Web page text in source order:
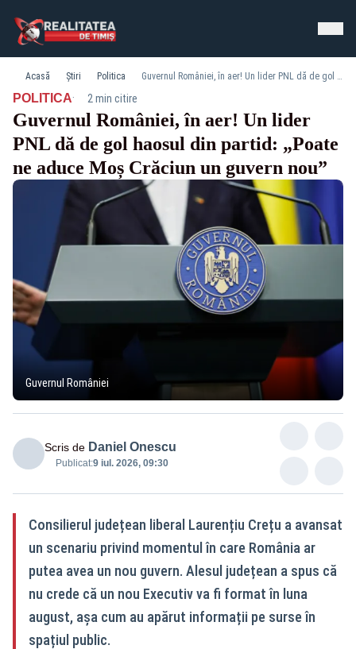
Acasă Știri Politica Guvernul României, în aer! Un lider PNL dă de gol haosul din partid: „Poate ne aduce Moș Crăciun un guvern nou”
POLITICA· 2 min citire
Guvernul României, în aer! Un lider
PNL dă de gol haosul din partid: „Poate
ne aduce Moș Crăciun un guvern nou”
Guvernul României
Scris de Daniel Onescu
Publicat:9 iul. 2026, 09:30
Consilierul județean liberal Laurențiu Crețu a avansat
un scenariu privind momentul în care România ar
putea avea un nou guvern. Alesul județean a spus că
nu crede că un nou Executiv va fi format în luna
august, așa cum au apărut informații pe surse în
spațiul public.